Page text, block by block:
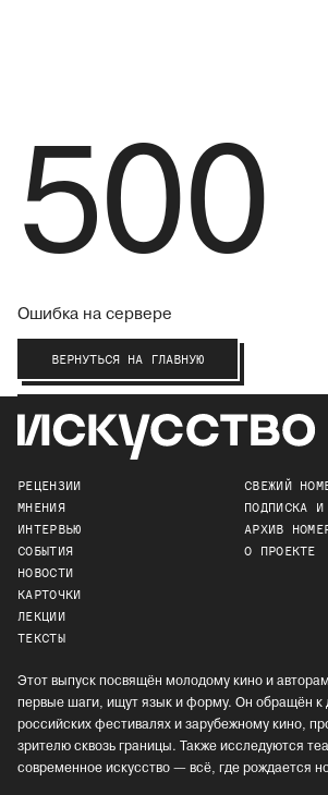
500
Ошибка на сервере
ВЕРНУТЬСЯ НА ГЛАВНУЮ
РЕЦЕНЗИИ
МНЕНИЯ
ИНТЕРВЬЮ
СОБЫТИЯ
НОВОСТИ
КАРТОЧКИ
ЛЕКЦИИ
ТЕКСТЫ
СВЕЖИЙ
ПОДПИСКА И
АРХИВ
О ПРОЕКТЕ
Этот выпуск посвящён молодому кино и
первые шаги, ищут язык и форму. Он обращён к
российских фестивалях и зарубежному кино,
зрителю сквозь границы. Также исследуются
современное искусство — всё, где рождается